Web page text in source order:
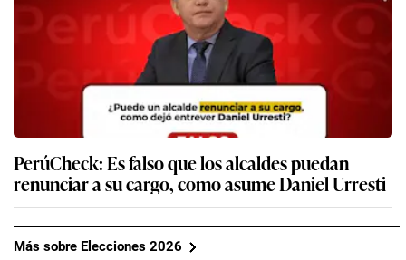
PerúCheck: Es falso que los alcaldes puedan
renunciar a su cargo, como asume Daniel Urresti
Más sobre Elecciones 2026